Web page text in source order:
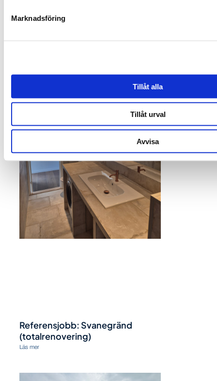
Marknadsföring
Tillåt alla
Tillåt urval
Avvisa
Referensjobb: Svanegränd
(totalrenovering)
Läs mer